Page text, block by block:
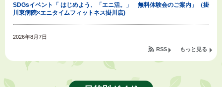
SDGsイベント「 はじめよう、「エニ活。」 無料体験会のご案内」（掛
川東病院×エニタイムフィットネス掛川店)
2026年8月7日
2026年8月6日
令和８年度公民館等（大東北公民館、大須賀中央公民館）講座のお知らせ
もっと見る
RSS